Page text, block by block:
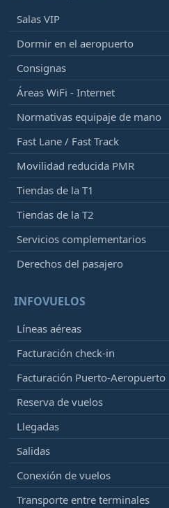
Salas VIP
Dormir en el aeropuerto
Consignas
Áreas WiFi - Internet
Normativas equipaje de mano
Fast Lane / Fast Track
Movilidad reducida PMR
Tiendas de la T1
Tiendas de la T2
Servicios complementarios
Derechos del pasajero
INFOVUELOS
Líneas aéreas
Facturación check-in
Facturación Puerto-Aeropuerto
Reserva de vuelos
Llegadas
Salidas
Conexión de vuelos
Transporte entre terminales